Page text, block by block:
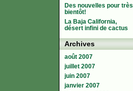
Des nouvelles pour très
bientôt!
La Baja California,
désert infini de cactus
Archives
août 2007
juillet 2007
juin 2007
janvier 2007